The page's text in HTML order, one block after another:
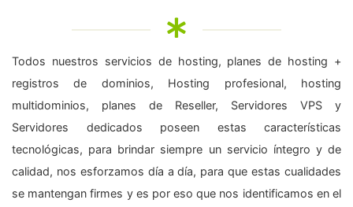
Todos nuestros servicios de hosting, planes de hosting +
registros de dominios, Hosting profesional, hosting
multidominios, planes de Reseller, Servidores VPS y
Servidores dedicados poseen estas características
tecnológicas, para brindar siempre un servicio íntegro y de
calidad, nos esforzamos día a día, para que estas cualidades
se mantengan firmes y es por eso que nos identificamos en el